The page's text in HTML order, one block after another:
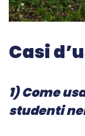
Casi
1) Come
studenti